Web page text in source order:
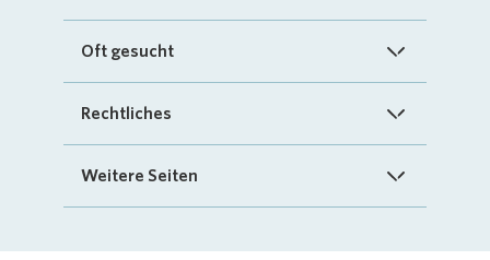
Startseite
Investoren
Oft gesucht
FAQ
„Mein Vonovia“ App
Rechtliches
Impressum
Weitere Seiten